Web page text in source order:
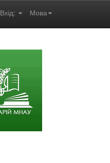
Мова
Вхід: